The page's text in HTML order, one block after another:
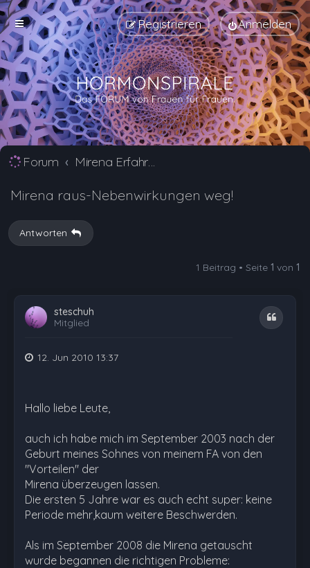
Anmelden
Registrieren
Forum Mirena Erfahrungsberichte und Nebenwirkungen
Mirena raus-Nebenwirkungen weg!
Antworten
1 Beitrag • Seite 1 von 1
steschuh
Mitglied
Zitat
12. Jun 2010 13:37
Hallo liebe Leute,
auch ich habe mich im September 2003 nach der
Geburt meines Sohnes von meinem FA von den
"Vorteilen" der
Mirena überzeugen lassen.
Die ersten 5 Jahre war es auch echt super: keine
Periode mehr,kaum weitere Beschwerden.
Als im September 2008 die Mirena getauscht
wurde begannen die richtigen Probleme: